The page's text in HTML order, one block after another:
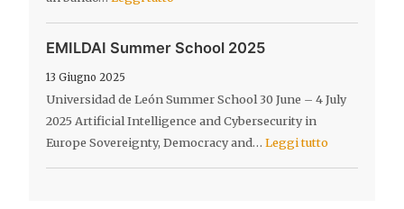
EMILDAI Summer School 2025
13 Giugno 2025
Universidad de León Summer School 30 June – 4 July
2025 Artificial Intelligence and Cybersecurity in
Europe Sovereignty, Democracy and…Leggi tutto